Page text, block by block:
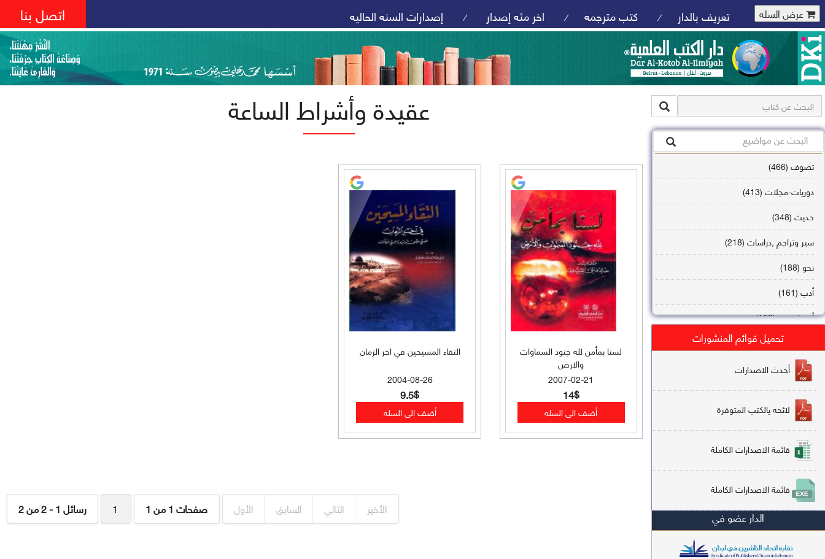
عرض السله تعريف بالدار / كتب مترجمه / اخر مئه إصدار / إصدارات السنه الحاليه اتصل بنا
تصوف (466)
دوريات-مجلات (413)
حديث (348)
سير وتراجم ,دراسات (218)
نحو (188)
أدب (161)
أصول فقه (158)
تاريخ (138)
فقه شافعي (132)
فقه حنفي (113)
فقه مالكي (112)
تفسير قرآن (106)
علم كلام (96)
أخلاق وتصوف (91)
سير وتراجم (90)
تحميل قوائم المنشورات
أحدث الاصدارات
لائحه يالكتب المتوفرة
قائمة الاصدارات الكاملة
قائمة الاصدارات الكاملة
الدار عضو في
عقيدة وأشراط الساعة
لسنا بمأمن لله جنود السماوات
والارض
2007-02-21
14$
التقاء المسيحين في اخر الزمان
2004-08-26
9.5$
رسائل 1 - 2 من 2 1 صفحات 1 من 1 الأول السابق التالي الأخير